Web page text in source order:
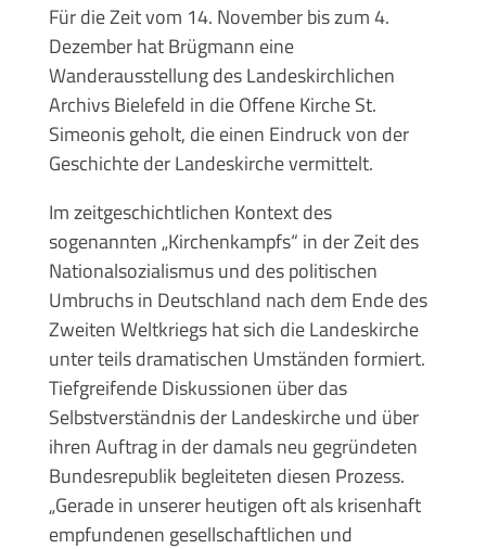
Für die Zeit vom 14. November bis zum 4.
Dezember hat Brügmann eine
Wanderausstellung des Landeskirchlichen
Archivs Bielefeld in die Offene Kirche St.
Simeonis geholt, die einen Eindruck von der
Geschichte der Landeskirche vermittelt.
Im zeitgeschichtlichen Kontext des
sogenannten „Kirchenkampfs“ in der Zeit des
Nationalsozialismus und des politischen
Umbruchs in Deutschland nach dem Ende des
Zweiten Weltkriegs hat sich die Landeskirche
unter teils dramatischen Umständen formiert.
Tiefgreifende Diskussionen über das
Selbstverständnis der Landeskirche und über
ihren Auftrag in der damals neu gegründeten
Bundesrepublik begleiteten diesen Prozess.
„Gerade in unserer heutigen oft als krisenhaft
empfundenen gesellschaftlichen und